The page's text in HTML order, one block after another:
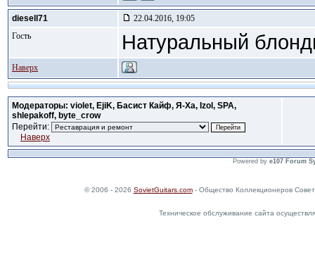
diesell71
22.04.2016, 19:05
Гость
Натуральный
Наверх
Модераторы: violet, EjiK, Басист Кайф, Я-Ха, Izol, SPA,
shlepakoff, byte_crow
Перейти:
Наверх
Powered by e107 Forum
© 2006 - 2026 SovietGuitars.com- Общество Коллекционеров
Техническое обслуживание сайта